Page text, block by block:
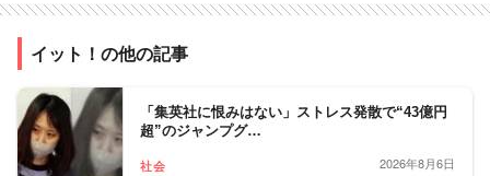
イット！の他の記事
「集英社に恨みはない」ストレス発散で“43億円
超”のジャンプグ…
社会 2026年8月6日